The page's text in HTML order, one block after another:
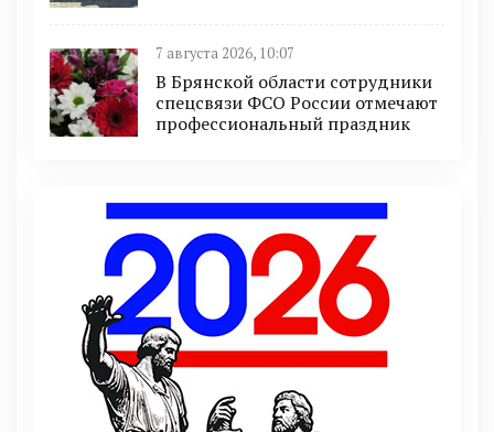
7 августа 2026, 10:07
В Брянской области сотрудники
спецсвязи ФСО России отмечают
профессиональный праздник